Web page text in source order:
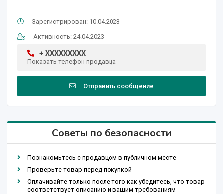
Зарегистрирован: 10.04.2023
Активность: 24.04.2023
+ XXXXXXXXX
Показать телефон продавца
Отправить сообщение
Советы по безопасности
Познакомьтесь с продавцом в публичном месте
Проверьте товар перед покупкой
Оплачивайте только после того как убедитесь, что товар
соответствует описанию и вашим требованиям